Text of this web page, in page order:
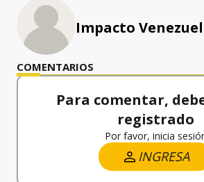
Impacto
COMENTARIOS
Para comentar,
registrado
Por favor, inicia
INGRESA